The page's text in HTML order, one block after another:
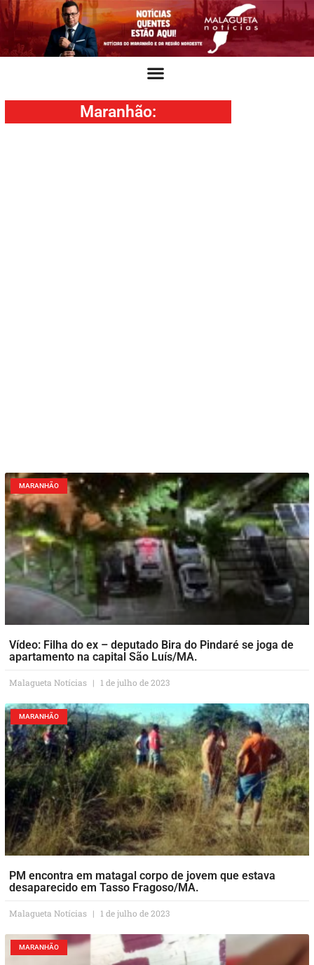
Maranhão:
MARANHÃO
Vídeo: Filha do ex – deputado Bira do Pindaré se joga de
apartamento na capital São Luís/MA.
Malagueta Notícias 1 de julho de 2023
MARANHÃO
PM encontra em matagal corpo de jovem que estava
desaparecido em Tasso Fragoso/MA.
Malagueta Notícias 1 de julho de 2023
MARANHÃO